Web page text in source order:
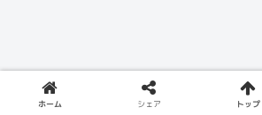
ホーム シェア トップ